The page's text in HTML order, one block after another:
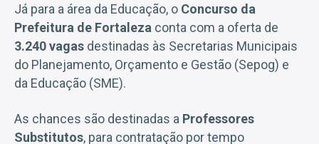
Já para a área da Educação, o Concurso da
Prefeitura de Fortaleza conta com a oferta de
3.240 vagas destinadas às Secretarias Municipais
do Planejamento, Orçamento e Gestão (Sepog) e
da Educação (SME).
As chances são destinadas a Professores
Substitutos, para contratação por tempo